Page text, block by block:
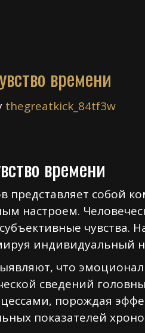
времени
thegreatkick_84tf3w
времени
собой
настроем.
индивидуальный
что
сведений
порождая
показателей